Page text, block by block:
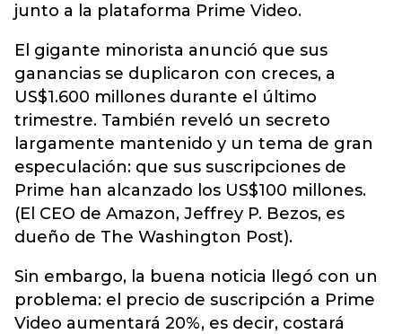
junto a la plataforma Prime Video.
El gigante minorista anunció que sus
ganancias se duplicaron con creces, a
US$1.600 millones durante el último
trimestre. También reveló un secreto
largamente mantenido y un tema de gran
especulación: que sus suscripciones de
Prime han alcanzado los US$100 millones.
(El CEO de Amazon, Jeffrey P. Bezos, es
dueño de The Washington Post).
Sin embargo, la buena noticia llegó con un
problema: el precio de suscripción a Prime
Video aumentará 20%, es decir, costará